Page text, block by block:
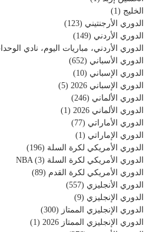
الخليج (1)
الدوري الأرجنتيني (123)
الدوري الأردني (149)
الدوري الأردني، مباريات اليوم، نادي
الدوري الأسباني (652)
الدوري الإسباني (10)
الدوري الإسباني 2026
(5)
الدوري الألماني (246)
الدوري الألماني 2026
(1)
الدوري الأماراتي (77)
الدوري الإماراتي (1)
الدوري الأمريكي لكرة السلة (196)
الدوري الأمريكي لكرة السلة NBA (3)
الدوري الأمريكي لكرة القدم (89)
الدوري الأنجليزي (557)
الدوري الإنجليزي (9)
الدوري الإنجليزي الممتاز (300)
الدوري الإنجليزي الممتاز 2026
(1)